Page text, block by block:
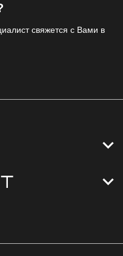
свяжется с Вами в